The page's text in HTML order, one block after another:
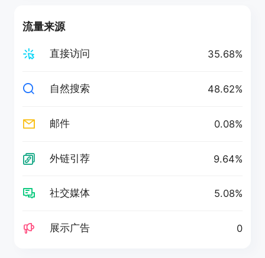
流量来源
直接访问 35.68%
自然搜索 48.62%
邮件 0.08%
外链引荐 9.64%
社交媒体 5.08%
展示广告 0